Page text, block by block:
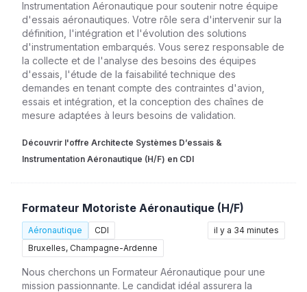
Instrumentation Aéronautique pour soutenir notre équipe
d'essais aéronautiques. Votre rôle sera d'intervenir sur la
définition, l'intégration et l'évolution des solutions
d'instrumentation embarqués. Vous serez responsable de
la collecte et de l'analyse des besoins des équipes
d'essais, l'étude de la faisabilité technique des
demandes en tenant compte des contraintes d'avion,
essais et intégration, et la conception des chaînes de
mesure adaptées à leurs besoins de validation.
Découvrir l'offre Architecte Systèmes D’essais &
Instrumentation Aéronautique (H/F) en CDI
Formateur Motoriste Aéronautique (H/F)
Aéronautique
CDI
Bruxelles, Champagne-Ardenne
il y a 34 minutes
Nous cherchons un Formateur Aéronautique pour une
mission passionnante. Le candidat idéal assurera la